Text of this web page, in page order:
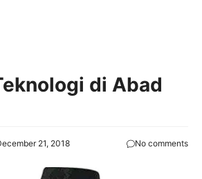
di Abad
21, 2018 No comments